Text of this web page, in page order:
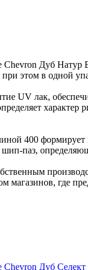
Дуб Натур
при этом в одной
UV лак,
400 формирует
паз,
магазинов, где
Дуб